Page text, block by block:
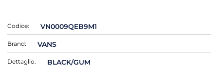
Codice: VN0009QEB9M1
Brand: VANS
Dettaglio: BLACK/GUM